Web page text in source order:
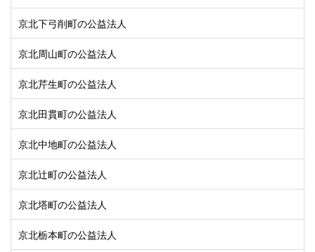
京北下弓削町の公益法人
京北周山町の公益法人
京北芹生町の公益法人
京北田貫町の公益法人
京北中地町の公益法人
京北辻町の公益法人
京北塔町の公益法人
京北栃本町の公益法人